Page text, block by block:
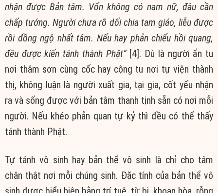
nhận được Bản tâm. Vốn không có nam nữ, đâu cần
chấp tướng. Người chưa rõ dối chia tam giáo, liễu được
rồi đồng ngộ nhất tâm. Nếu hay phản chiếu hồi quang,
đều được kiến tánh thành Phật”[4]. Dù là người ẩn tu
nơi thâm sơn cùng cốc hay cộng tu nơi tự viện thành
thị, không luận là người xuất gia, tại gia, cốt yếu nhận
ra và sống được với bản tâm thanh tịnh sẵn có nơi mỗi
người. Nếu khéo phản quan tự kỷ thì đều có thể thấy
tánh thành Phật.
Tự tánh vô sinh hay bản thể vô sinh là chỉ cho tâm
chân thật nơi mỗi chúng sinh. Đặc tính của bản thể vô